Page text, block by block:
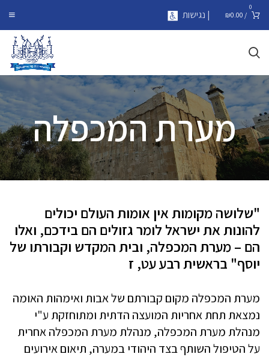
0
/
₪0.00 | נגישות
מערת המכפלה
"שלושה מקומות אין אומות העולם יכולים
להונות את ישראל לומר גזולים הם בידכם, ואלו
הם – מערת המכפלה, ובית המקדש וקבורתו של
יוסף" בראשית רבע עט, ז
מערת המכפלה מקום קבורתם של אבות ואימהות האומה
נמצאת תחת אחריות המועצה הדתית ומתוחזקת ע"י
מנהלת מערת המכפלה, מנהלת מערת המכפלה אחרית
על הטיפול השותף בצד היהודי במערה, תיאום אירועים